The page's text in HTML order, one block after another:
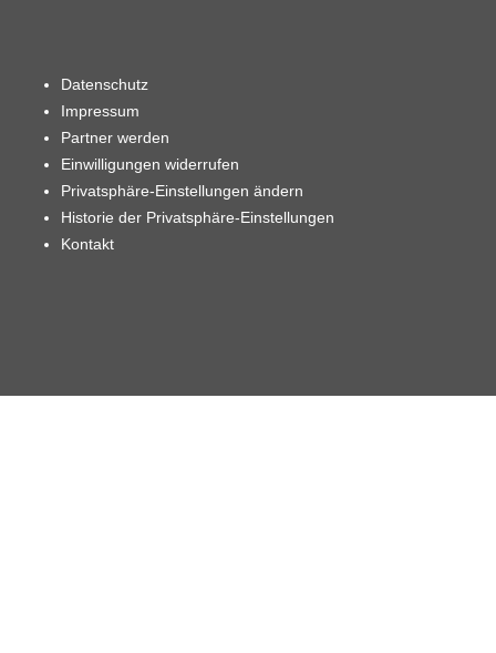
Datenschutz
Impressum
Partner werden
Einwilligungen widerrufen
Privatsphäre-Einstellungen ändern
Historie der Privatsphäre-Einstellungen
Kontakt